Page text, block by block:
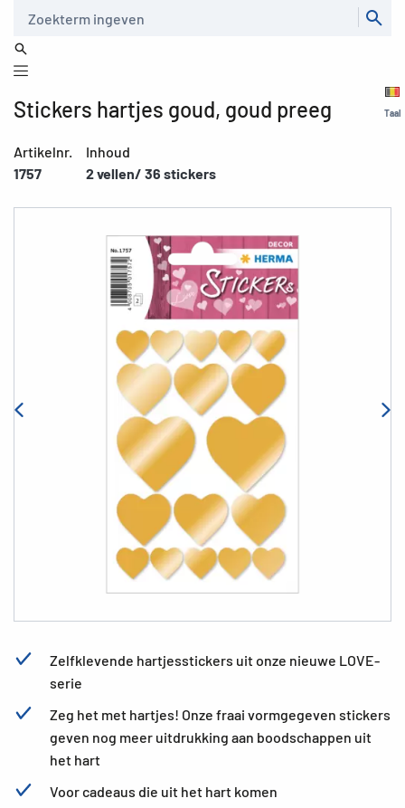
Taal
Stickers hartjes goud, goud preeg
Artikelnr.
1757
Inhoud
2 vellen/ 36 stickers
Zelfklevende hartjesstickers uit onze nieuwe LOVE-
serie
Zeg het met hartjes! Onze fraai vormgegeven stickers
geven nog meer uitdrukking aan boodschappen uit
het hart
Voor cadeaus die uit het hart komen